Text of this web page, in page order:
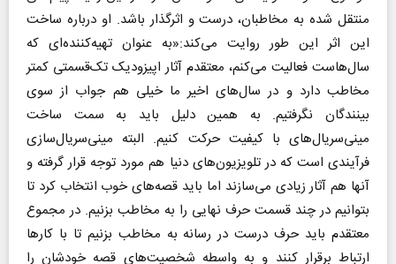
منتقل شده به مخاطبان، درست و اثرگذار باشد. او درباره ساخت
این اثر این طور روایت می‌کند:«به عنوان تهیه‌کننده‌ای که
سال‌هاست فعالیت می‌کنم، معتقدم آثار اپیزودیک تک‌قسمتی کمتر
مخاطب دارد و در سال‌های اخیر ما خیلی هم جواب از سوی
بینندگان نگرفتیم. به همین دلیل باید به سمت ساخت
مینی‌سریال‌های با کیفیت حرکت کنیم. البته مینی‌سریال‌سازی
فرآیندی است که در تلویزیون‌های دنیا هم مورد توجه قرار گرفته و
آنها هم آثار زیادی می‌سازند اما باید قصه‌های خوب انتخاب کرد تا
بتوانیم در چند قسمت حرف نهایی را به مخاطب بزنیم. در مجموع
معتقدم باید حرف درست در رسانه به مخاطب بزنیم تا با کارها
ارتباط برقرار کنند و به واسطه شخصیت‌های قصه خودشان را